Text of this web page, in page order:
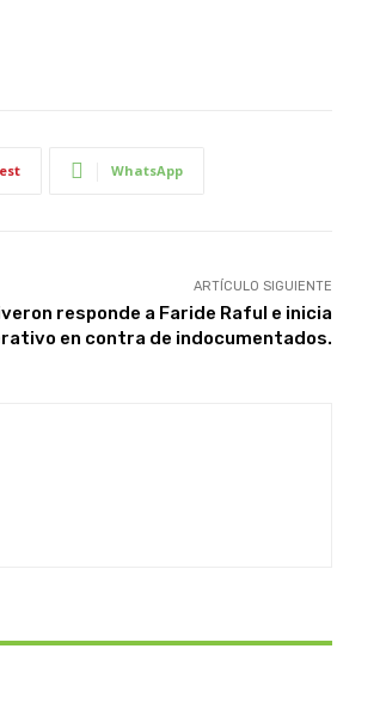
WhatsApp
ARTÍCULO SIGUIENTE
responde a Faride Raful e inicia
en contra de indocumentados.